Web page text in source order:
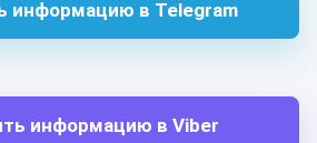
информацию в Telegram
информацию в Viber